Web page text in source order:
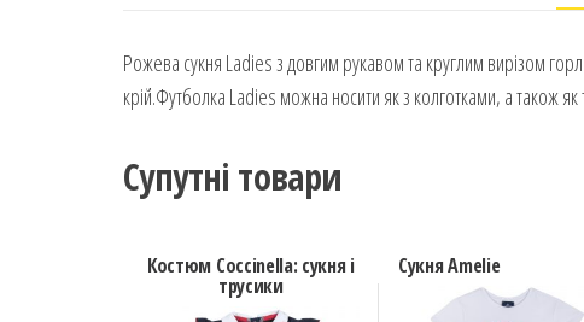
Рожева сукня Ladies з довгим рукавом та круглим вирізом
крій.Футболка Ladies можна носити як з колготками, а також
Супутні товари
Костюм Coccinella: сукня і
трусики
Сукня Amelie